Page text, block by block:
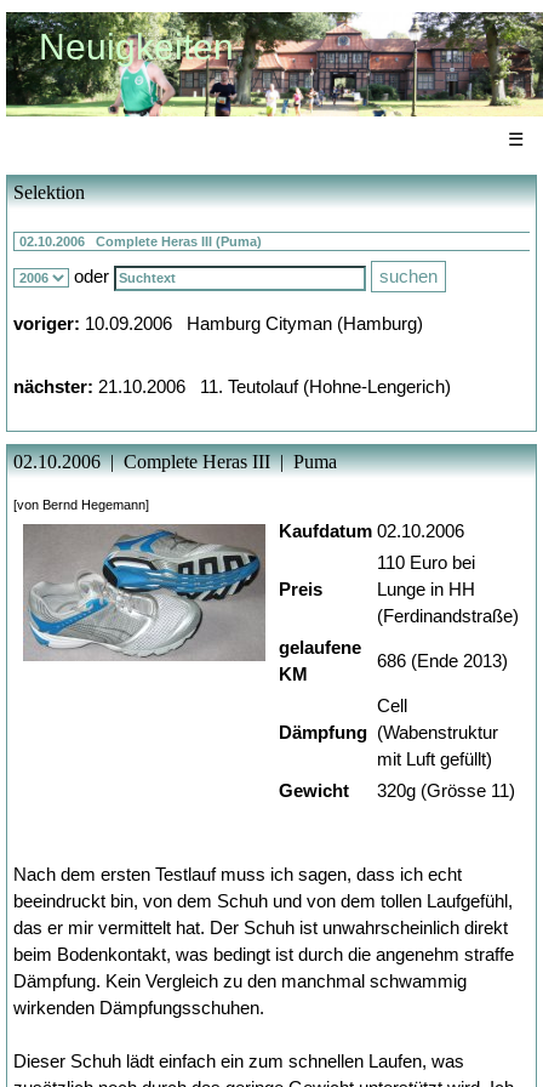
Neuigkeiten
☰
Selektion
oder
voriger: 10.09.2006 Hamburg Cityman (Hamburg)
nächster: 21.10.2006 11. Teutolauf (Hohne-Lengerich)
02.10.2006 | Complete Heras III | Puma
[von Bernd Hegemann]
Kaufdatum 02.10.2006
Preis
110 Euro bei
Lunge in HH
(Ferdinandstraße)
gelaufene
KM
686 (Ende 2013)
Dämpfung
Cell
(Wabenstruktur
mit Luft gefüllt)
Gewicht
320g (Grösse 11)
Nach dem ersten Testlauf muss ich sagen, dass ich echt
beeindruckt bin, von dem Schuh und von dem tollen Laufgefühl,
das er mir vermittelt hat. Der Schuh ist unwahrscheinlich direkt
beim Bodenkontakt, was bedingt ist durch die angenehm straffe
Dämpfung. Kein Vergleich zu den manchmal schwammig
wirkenden Dämpfungsschuhen.
Dieser Schuh lädt einfach ein zum schnellen Laufen, was